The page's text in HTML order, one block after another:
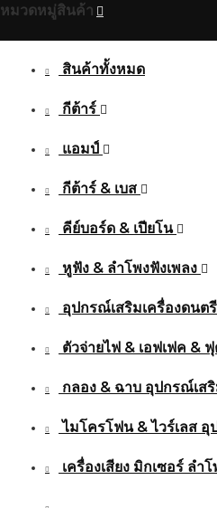
หมวดหมู่สินค้า
สินค้าทั้งหมด
กีต้าร์
แอมป์
กีต้าร์ & เบส
คีย์บอร์ด & เปียโน
หูฟัง & ลําโพงฟังเพลง
อุปกรณ์เสริมเครื่องดนตรี
ตัวจ่ายไฟ & เอฟเฟค &
กลอง & ฉาบ อุปกรณ์เส
ไมโครโฟน & ไวร์เลส อุ
เครื่องเสียง มิกเซอร์ ลำโ